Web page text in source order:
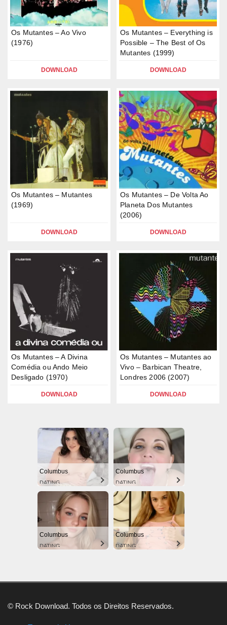
Os Mutantes – Ao Vivo
(1976)
DOWNLOAD
Os Mutantes – Everything is
Possible – The Best of Os
Mutantes (1999)
DOWNLOAD
Os Mutantes – Mutantes
(1969)
DOWNLOAD
Os Mutantes – De Volta Ao
Planeta Dos Mutantes
(2006)
DOWNLOAD
Os Mutantes – A Divina
Comédia ou Ando Meio
Desligado (1970)
DOWNLOAD
Os Mutantes – Mutantes ao
Vivo – Barbican Theatre,
Londres 2006 (2007)
DOWNLOAD
Columbus
DATING
Columbus
DATING
Columbus
DATING
Columbus
DATING
© Rock Download. Todos os Direitos Reservados.